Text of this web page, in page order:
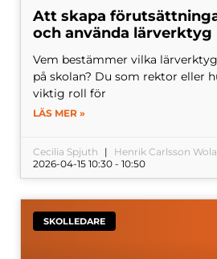
Att skapa
och använda lärverktyg
Vem bestämmer vilka
på skolan? Du som rektor eller
viktig roll för
LÄS MER »
Cecilia Spjuth
Henrik Carlsson
2026-04-15 10:30 - 10:50
SKOLLEDARE